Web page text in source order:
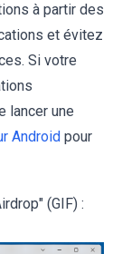
à partir des
et évitez
Si votre
lancer une
Android pour
(GIF) :